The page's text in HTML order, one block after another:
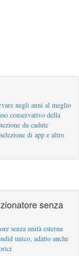
negli anni al meglio
conservativo della
da cadute
di app e altro
senza
senza unità esterna
unico, adatto anche